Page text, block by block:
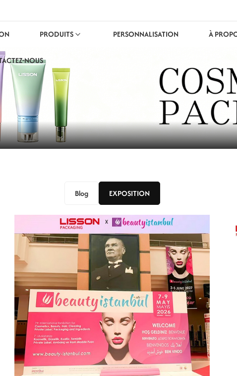
PRODUITS PERSONNALISATION À
NOUS
Blog EXPOSITION